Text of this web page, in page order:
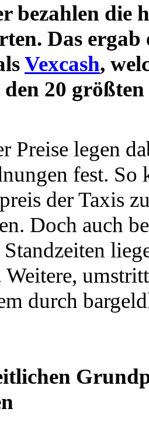
bezahlen die
Das ergab
Vexcash,
20
Preise legen
fest. So
der Taxis
Doch auch
Weitere,
durch